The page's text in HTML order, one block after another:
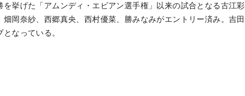
挙げた「アムンディ・エビアン選手権」以来の試合となる古江彩
岡奈紗、西郷真央、西村優菜、勝みなみがエントリー済み。吉田
なっている。